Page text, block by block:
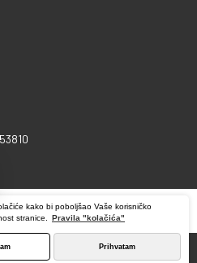
kako bi poboljšao Vaše korisničko
stranice.
Pravila "kolačića"
Prihvatam
d.o.o. Sva prava pridržana.